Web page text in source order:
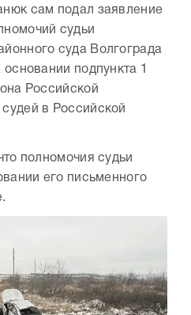
сам подал заявление
судьи
суда Волгограда
подпункта 1
Российской
в Российской
полномочия судьи
его письменного